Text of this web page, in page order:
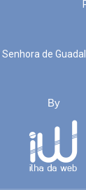
de
By